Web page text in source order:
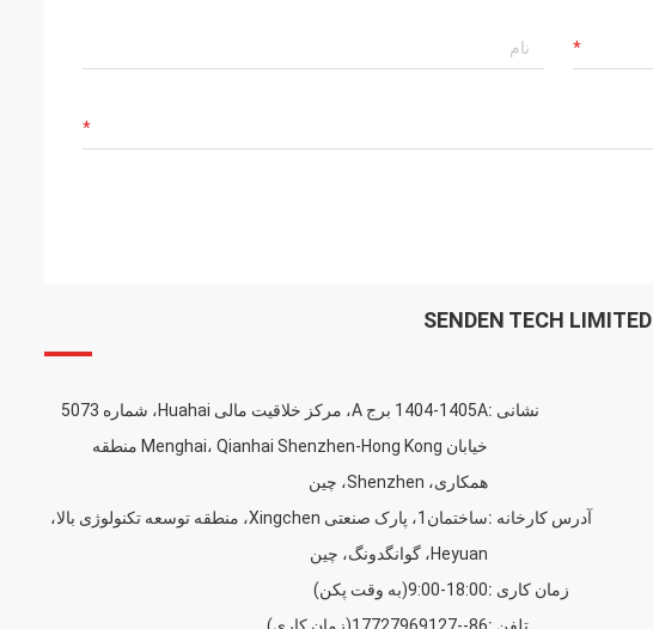
SENDEN TECH LIMITED
نشانی :
1404-1405A برج A، مرکز خلاقیت مالی Huahai، شماره 5073
خیابان Menghai، Qianhai Shenzhen-Hong Kong منطقه
همکاری، Shenzhen، چین
آدرس کارخانه :
ساختمان1، پارک صنعتی Xingchen، منطقه توسعه تکنولوژی بالا،
Heyuan، گوانگدونگ، چین
زمان کاری :9:00-18:00(به وقت پکن)